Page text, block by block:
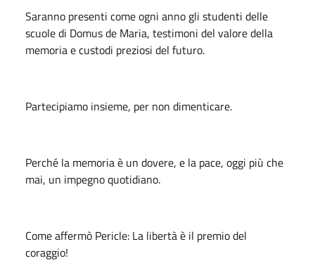
Saranno presenti come ogni anno gli studenti delle
scuole di Domus de Maria, testimoni del valore della
memoria e custodi preziosi del futuro.
Partecipiamo insieme, per non dimenticare.
Perché la memoria è un dovere, e la pace, oggi più che
mai, un impegno quotidiano.
Come affermò Pericle: La libertà è il premio del
coraggio!